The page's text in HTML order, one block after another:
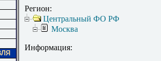
Регион:
Центральный ФО РФ
Москва
Информация: